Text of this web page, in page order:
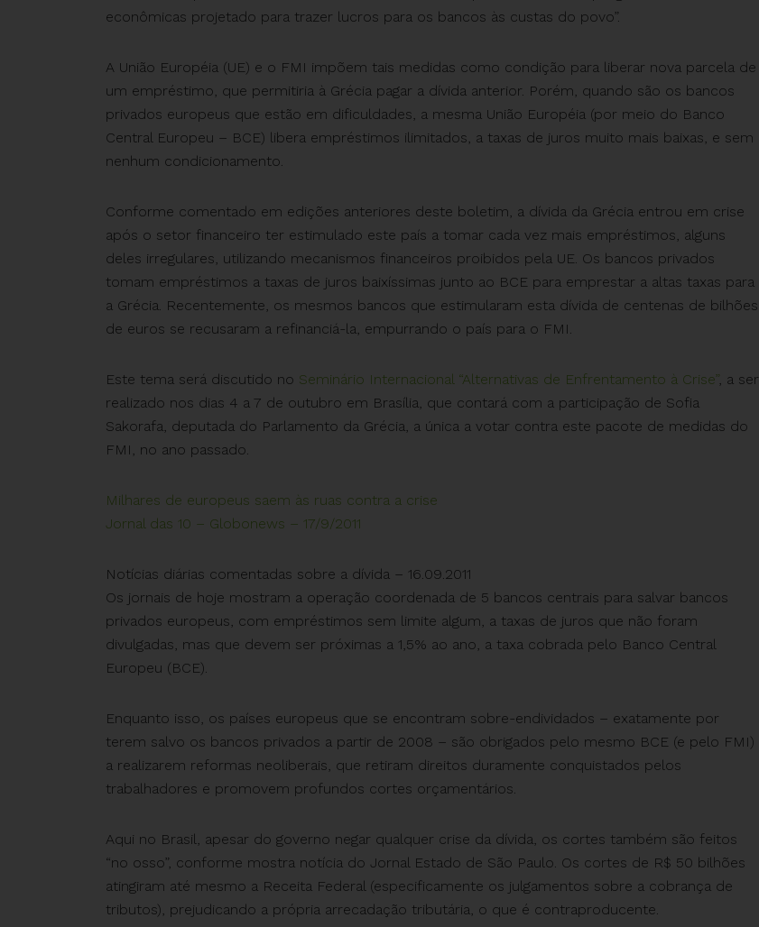
econômicas projetado para trazer lucros para os bancos às custas do povo”.
A União Européia (UE) e o FMI impõem tais medidas como condição para liberar nova parcela de
um empréstimo, que permitiria à Grécia pagar a dívida anterior. Porém, quando são os bancos
privados europeus que estão em dificuldades, a mesma União Européia (por meio do Banco
Central Europeu – BCE) libera empréstimos ilimitados, a taxas de juros muito mais baixas, e sem
nenhum condicionamento.
Conforme comentado em edições anteriores deste boletim, a dívida da Grécia entrou em crise
após o setor financeiro ter estimulado este país a tomar cada vez mais empréstimos, alguns
deles irregulares, utilizando mecanismos financeiros proibidos pela UE. Os bancos privados
tomam empréstimos a taxas de juros baixíssimas junto ao BCE para emprestar a altas taxas para
a Grécia. Recentemente, os mesmos bancos que estimularam esta dívida de centenas de bilhões
de euros se recusaram a refinanciá-la, empurrando o país para o FMI.
Este tema será discutido no Seminário Internacional “Alternativas de Enfrentamento à Crise”, a ser
realizado nos dias 4 a 7 de outubro em Brasília, que contará com a participação de Sofia
Sakorafa, deputada do Parlamento da Grécia, a única a votar contra este pacote de medidas do
FMI, no ano passado.
Milhares de europeus saem às ruas contra a crise
Jornal das 10 – Globonews – 17/9/2011
Notícias diárias comentadas sobre a dívida – 16.09.2011
Os jornais de hoje mostram a operação coordenada de 5 bancos centrais para salvar bancos
privados europeus, com empréstimos sem limite algum, a taxas de juros que não foram
divulgadas, mas que devem ser próximas a 1,5% ao ano, a taxa cobrada pelo Banco Central
Europeu (BCE).
Enquanto isso, os países europeus que se encontram sobre-endividados – exatamente por
terem salvo os bancos privados a partir de 2008 – são obrigados pelo mesmo BCE (e pelo FMI)
a realizarem reformas neoliberais, que retiram direitos duramente conquistados pelos
trabalhadores e promovem profundos cortes orçamentários.
Aqui no Brasil, apesar do governo negar qualquer crise da dívida, os cortes também são feitos
“no osso”, conforme mostra notícia do Jornal Estado de São Paulo. Os cortes de R$ 50 bilhões
atingiram até mesmo a Receita Federal (especificamente os julgamentos sobre a cobrança de
tributos), prejudicando a própria arrecadação tributária, o que é contraproducente.